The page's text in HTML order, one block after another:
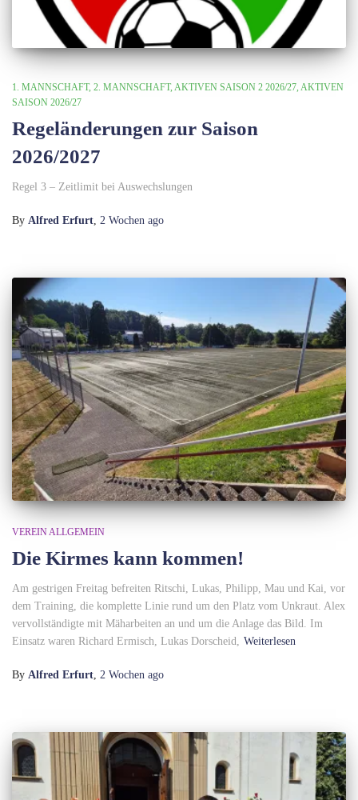
1. MANNSCHAFT 2. MANNSCHAFT AKTIVEN SAISON 2 2026/27 AKTIVEN
SAISON 2026/27
Regeländerungen zur Saison
2026/2027
Regel 3 – Zeitlimit bei Auswechslungen
By Alfred Erfurt 2 Wochen ago
VEREIN ALLGEMEIN
Die Kirmes kann kommen!
Am gestrigen Freitag befreiten Ritschi, Lukas, Philipp, Mau und Kai, vor
dem Training, die komplette Linie rund um den Platz vom Unkraut. Alex
vervollständigte mit Mäharbeiten an und um die Anlage das Bild. Im
Einsatz waren Richard Ermisch, Lukas Dorscheid,
Weiterlesen
By Alfred Erfurt 2 Wochen ago